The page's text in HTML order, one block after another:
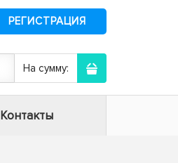
РЕГИСТРАЦИЯ
На сумму:
Контакты